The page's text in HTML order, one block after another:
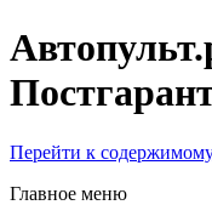
Перейти к
Главное меню